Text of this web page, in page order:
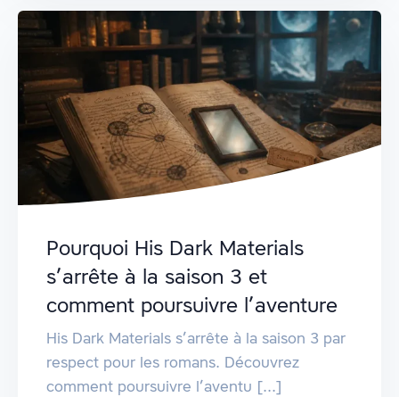
Pourquoi His Dark Materials
s’arrête à la saison 3 et
comment poursuivre l’aventure
His Dark Materials s’arrête à la saison 3 par
respect pour les romans. Découvrez
comment poursuivre l’aventu [...]